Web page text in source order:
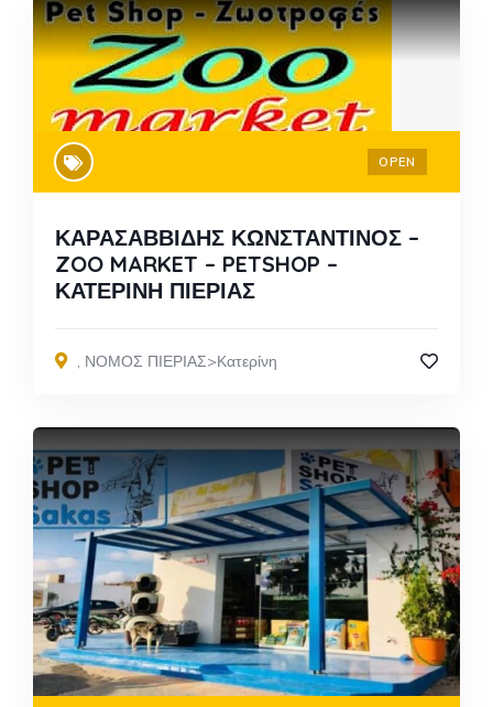
OPEN
ΚΑΡΑΣΑΒΒΙΔΗΣ ΚΩΝΣΤΑΝΤΙΝΟΣ –
ZOO MARKET – PETSHOP –
ΚΑΤΕΡΙΝΗ ΠΙΕΡΙΑΣ
, ΝΟΜΟΣ ΠΙΕΡΙΑΣ>Κατερίνη